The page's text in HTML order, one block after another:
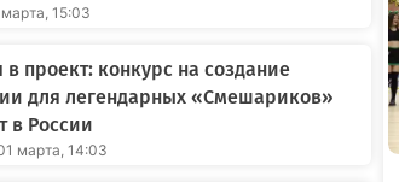
15:03
в проект: конкурс на создание
для легендарных «Смешариков»
в России
марта, 14:03